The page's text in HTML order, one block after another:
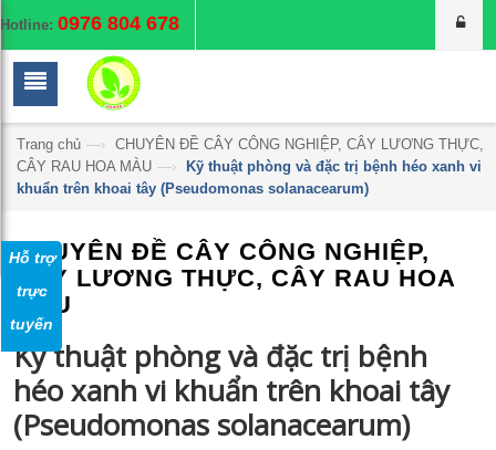
Hỗ trợ
trực
tuyến
Hotline: 0976 804 678
Trang chủ —› CHUYÊN ĐỀ CÂY CÔNG NGHIỆP, CÂY LƯƠNG THỰC,
CÂY RAU HOA MÀU —›
Kỹ thuật phòng và đặc trị bệnh héo xanh vi
khuẩn trên khoai tây (Pseudomonas solanacearum)
CHUYÊN ĐỀ CÂY CÔNG NGHIỆP,
CÂY LƯƠNG THỰC, CÂY RAU HOA
MÀU
Kỹ thuật phòng và đặc trị bệnh
héo xanh vi khuẩn trên khoai tây
(Pseudomonas solanacearum)